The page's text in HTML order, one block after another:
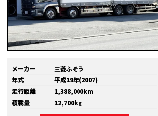
メーカー
三菱ふそう
年式
平成19年(2007)
走行距離
1,388,000km
積載量
12,700kg